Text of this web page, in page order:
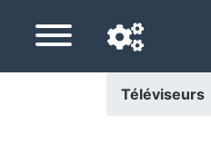
Téléviseurs